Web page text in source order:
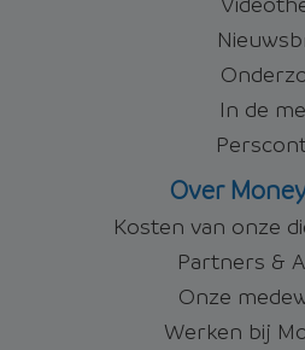
In de
Over
Kosten van onze
Partners &
Onze
Werken bij